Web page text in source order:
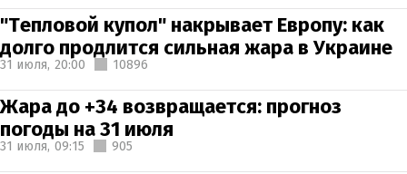
"Тепловой купол" накрывает Европу: как
долго продлится сильная жара в Украине
31 июля, 20:00 10896
Жара до +34 возвращается: прогноз
погоды на 31 июля
31 июля, 09:15 905